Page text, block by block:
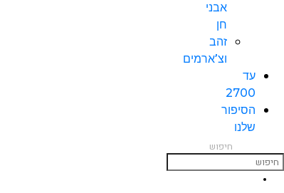
אבני
חן
זהב
וצ’ארמים
עד
2700
הסיפור
שלנו
חיפוש